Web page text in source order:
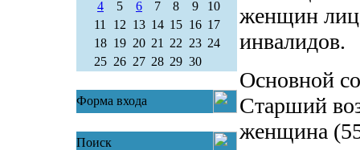
4
5 6 7 8 9
10
11
12 13 14 15 16 17
18 19 20 21 22 23 24
25 26 27 28 29 30
Форма входа
Поиск
женщин лиц
инвалидов.
Основной
Старший
женщина